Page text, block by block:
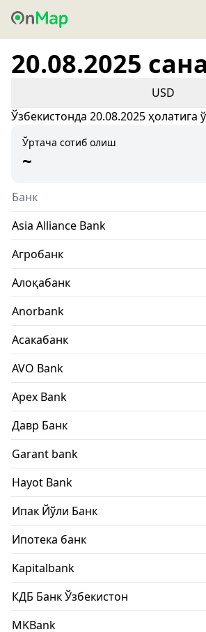
20.08.2025
USD
Ўзбекистонда 20.08.2025 ҳолатига
Ўртача сотиб олиш
~
Банк
Asia Alliance Bank
Агробанк
Алоқабанк
Anorbank
Асакабанк
AVO Bank
Apex Bank
Давр Банк
Garant bank
Hayot Bank
Ипак Йўли Банк
Ипотека банк
Kapitalbank
КДБ Банк Ўзбекистон
MKBank